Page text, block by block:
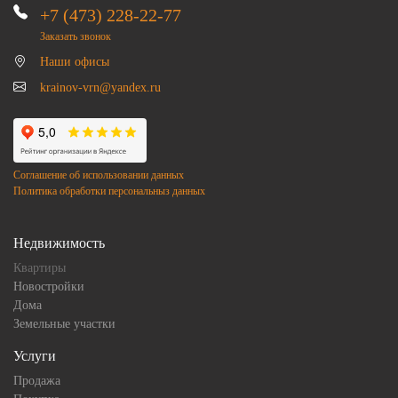
+7 (473) 228-22-77
Заказать звонок
Наши офисы
krainov-vrn@yandex.ru
Соглашение об использовании данных
Политика обработки персональныз данных
Недвижимость
Квартиры
Новостройки
Дома
Земельные участки
Услуги
Продажа